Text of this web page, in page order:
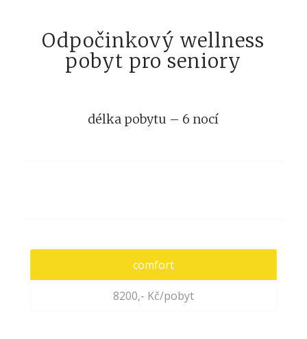
Odpočinkový wellness
pobyt pro seniory
délka pobytu – 6 nocí
comfort
8200,- Kč/pobyt